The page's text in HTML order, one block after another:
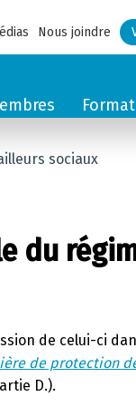
Nous joindre
sociaux
du
de celui-ci
de protection
D.).